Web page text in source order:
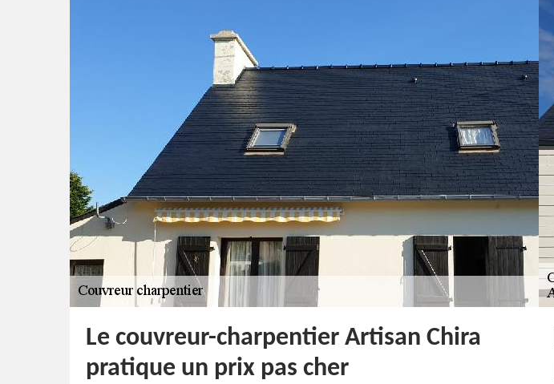
Le couvreur-charpentier Artisan Chira
pratique un prix pas cher